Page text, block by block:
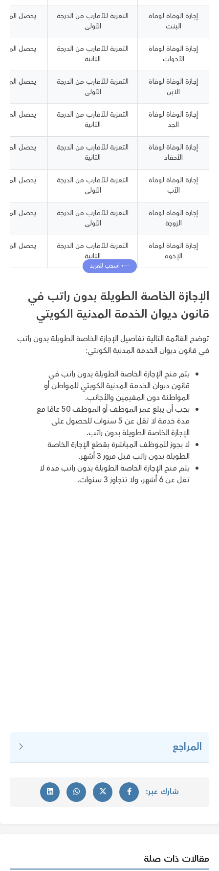
إجازة الوفاة لوفاة
البنت
التعزية للأقارب من الدرجة
الأولى
إجازة الوفاة لوفاة
الأخوات
التعزية للأقارب من الدرجة
الثانية
إجازة الوفاة لوفاة
الابن
التعزية للأقارب من الدرجة
الأولى
إجازة الوفاة لوفاة
الجد
التعزية للأقارب من الدرجة
الثانية
إجازة الوفاة لوفاة
الأحفاد
التعزية للأقارب من الدرجة
الثانية
إجازة الوفاة لوفاة
الأب
التعزية للأقارب من الدرجة
الأولى
إجازة الوفاة لوفاة
الزوجة
التعزية للأقارب من الدرجة
الأولى
إجازة الوفاة لوفاة
الإخوة
التعزية للأقارب من الدرجة
الثانية
الإجازة الخاصة الطويلة بدون راتب في
قانون ديوان الخدمة المدنية الكويتي
توضح القائمة التالية تفاصيل الإجازة الخاصة الطويلة بدون راتب
في قانون ديوان الخدمة المدنية الكويتي:
يتم منح الإجازة الخاصة الطويلة بدون راتب في
قانون ديوان الخدمة المدنية الكويتي للمواطن أو
المواطنة دون المقيمين والأجانب.
يجب أن يبلغ عمر الموظف أو الموظف 50 عامًا مع
مدة خدمة لا تقل عن 5 سنوات للحصول على
الإجازة الخاصة الطويلة بدون راتب.
لا يجوز للموظف المباشرة بقطع الإجازة الخاصة
الطويلة بدون راتب قبل مرور 3 أشهر.
يتم منح الإجازة الخاصة الطويلة بدون راتب مدة لا
تقل عن 6 أشهر، ولا تتجاوز 3 سنوات.
المراجع
شارك عبر:
مقالات ذات صلة